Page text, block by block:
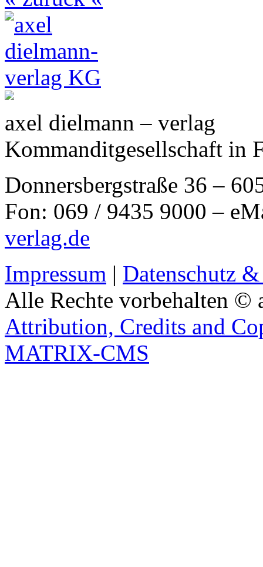
axel dielmann – verlag
Kommanditgesellschaft in
Donnersbergstraße 36 –
Fon: 069 / 9435 9000 –
verlag.de
Impressum | Datenschutz
Alle Rechte vorbehalten ©
Attribution, Credits and
MATRIX-CMS